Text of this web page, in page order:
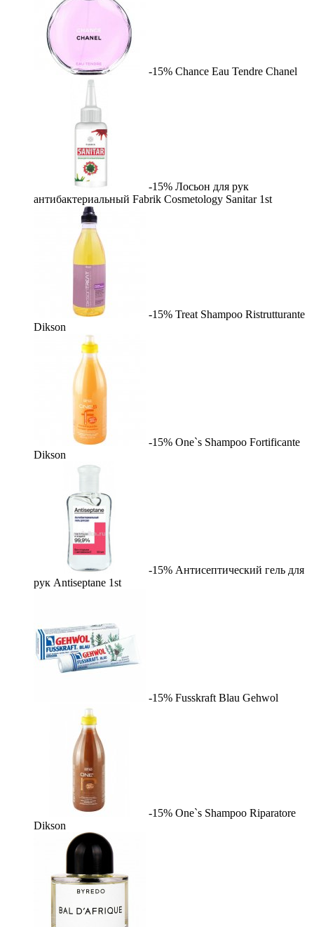
-15% Chance Eau Tendre Chanel
-15% Лосьон для рук
антибактериальный Fabrik Cosmetology Sanitar 1st
-15% Treat Shampoo Ristrutturante
Dikson
-15% One`s Shampoo Fortificante
Dikson
-15% Антисептический гель для
рук Antiseptane 1st
-15% Fusskraft Blau Gehwol
-15% One`s Shampoo Riparatore
Dikson